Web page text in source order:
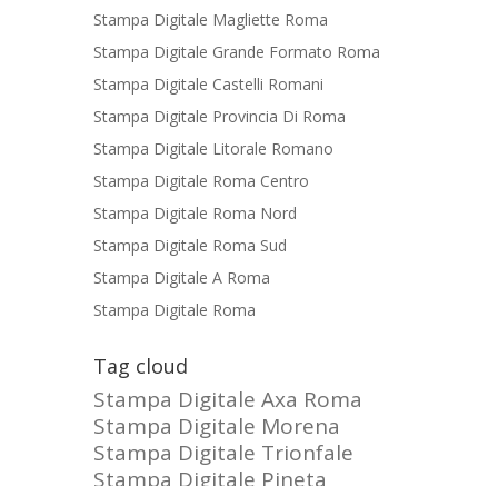
Stampa Digitale Magliette Roma
Stampa Digitale Grande Formato Roma
Stampa Digitale Castelli Romani
Stampa Digitale Provincia Di Roma
Stampa Digitale Litorale Romano
Stampa Digitale Roma Centro
Stampa Digitale Roma Nord
Stampa Digitale Roma Sud
Stampa Digitale A Roma
Stampa Digitale Roma
Tag cloud
Stampa Digitale Axa Roma
Stampa Digitale Morena
Stampa Digitale Trionfale
Stampa Digitale Pineta